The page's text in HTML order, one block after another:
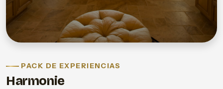
PACK DE EXPERIENCIAS
Harmonie